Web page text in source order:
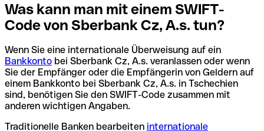
Was kann man mit einem SWIFT-
Code von Sberbank Cz, A.s. tun?
Wenn Sie eine internationale Überweisung auf ein
Bankkonto bei Sberbank Cz, A.s. veranlassen oder wenn
Sie der Empfänger oder die Empfängerin von Geldern auf
einem Bankkonto bei Sberbank Cz, A.s. in Tschechien
sind, benötigen Sie den SWIFT-Code zusammen mit
anderen wichtigen Angaben.
Traditionelle Banken bearbeiten internationale